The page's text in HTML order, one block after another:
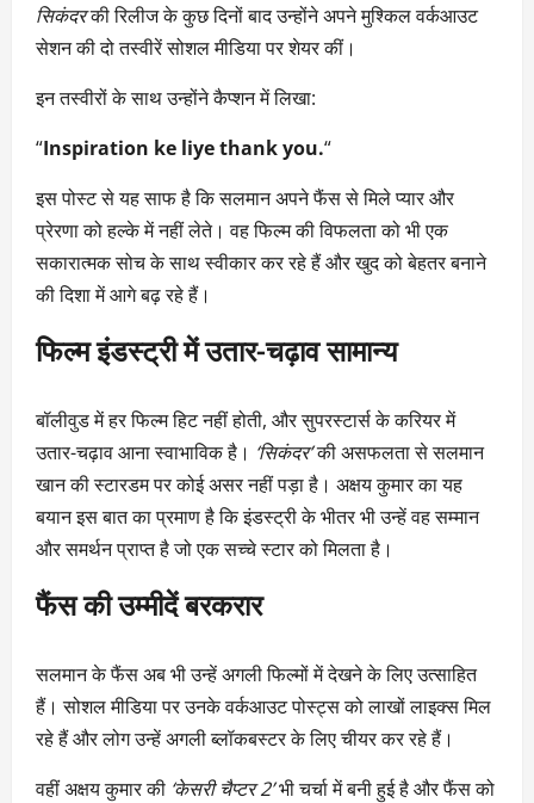
सिकंदरकी रिलीज के कुछ दिनों बाद उन्होंने अपने मुश्किल वर्कआउट
सेशन की दो तस्वीरें सोशल मीडिया पर शेयर कीं।
इन तस्वीरों के साथ उन्होंने कैप्शन में लिखा:
“Inspiration ke liye thank you.“
इस पोस्ट से यह साफ है कि सलमान अपने फैंस से मिले प्यार और
प्रेरणा को हल्के में नहीं लेते। वह फिल्म की विफलता को भी एक
सकारात्मक सोच के साथ स्वीकार कर रहे हैं और खुद को बेहतर बनाने
की दिशा में आगे बढ़ रहे हैं।
फिल्म इंडस्ट्री में उतार-चढ़ाव सामान्य
बॉलीवुड में हर फिल्म हिट नहीं होती, और सुपरस्टार्स के करियर में
उतार-चढ़ाव आना स्वाभाविक है। ‘सिकंदर’की असफलता से सलमान
खान की स्टारडम पर कोई असर नहीं पड़ा है। अक्षय कुमार का यह
बयान इस बात का प्रमाण है कि इंडस्ट्री के भीतर भी उन्हें वह सम्मान
और समर्थन प्राप्त है जो एक सच्चे स्टार को मिलता है।
फैंस की उम्मीदें बरकरार
सलमान के फैंस अब भी उन्हें अगली फिल्मों में देखने के लिए उत्साहित
हैं। सोशल मीडिया पर उनके वर्कआउट पोस्ट्स को लाखों लाइक्स मिल
रहे हैं और लोग उन्हें अगली ब्लॉकबस्टर के लिए चीयर कर रहे हैं।
वहीं अक्षय कुमार की ‘केसरी चैप्टर 2’भी चर्चा में बनी हुई है और फैंस को